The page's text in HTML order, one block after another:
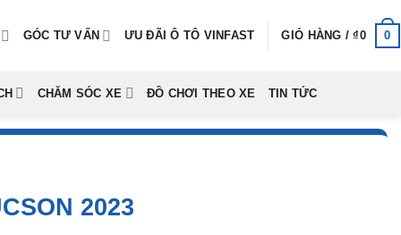
GÓC TƯ VẤN ƯU ĐÃI Ô TÔ VINFAST GIỎ HÀNG /₫0 0
CHĂM SÓC XE ĐỒ CHƠI THEO XE TIN TỨC
2023